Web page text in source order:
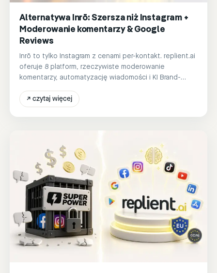
Alternatywa Inrō: Szersza niż Instagram +
Moderowanie komentarzy & Google
Reviews
Inrō to tylko Instagram z cenami per-kontakt. replient.ai
oferuje 8 platform, rzeczywiste moderowanie
komentarzy, automatyzację wiadomości i KI Brand-
↗ czytaj więcej